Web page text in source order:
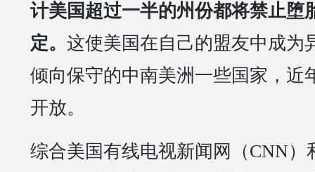
计美国超过一半的州份都将禁止堕
定。 这使美国在自己的盟友中成为
倾向保守的中南美洲一些国家，近
开放。
综合美国有线电视新闻网（CNN）